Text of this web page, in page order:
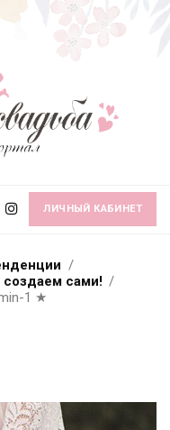
ЛИЧНЫЙ КАБИНЕТ
сами!
1 ★